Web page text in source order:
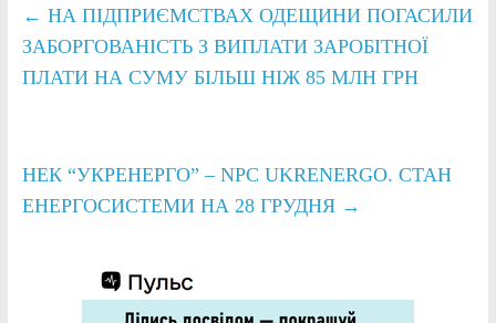
← НА ПІДПРИЄМСТВАХ ОДЕЩИНИ ПОГАСИЛИ
ЗАБОРГОВАНІСТЬ З ВИПЛАТИ ЗАРОБІТНОЇ
ПЛАТИ НА СУМУ БІЛЬШ НІЖ 85 МЛН ГРН
НЕК “УКРЕНЕРГО” – NPC UKRENERGO. СТАН
ЕНЕРГОСИСТЕМИ НА 28 ГРУДНЯ →